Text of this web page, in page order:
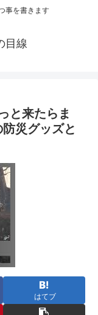
事を書きます
目線
と来たらま
災グッズと
はてブ